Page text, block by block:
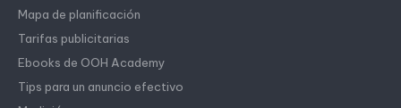
Mapa de planificación
Tarifas publicitarias
Ebooks de OOH Academy
Tips para un anuncio efectivo